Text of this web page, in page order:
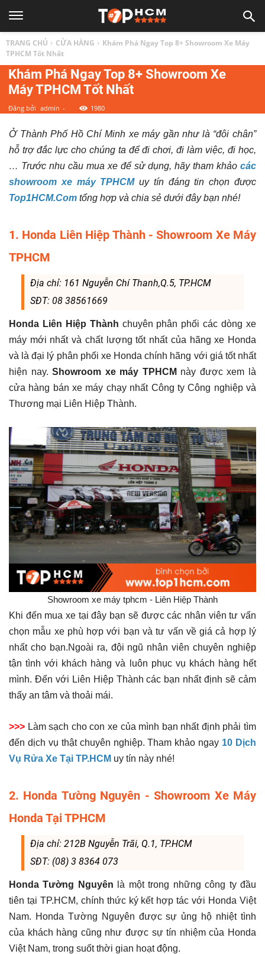
1
HCM
Top
địa
điểm,
dịch
vụ
tại
Thành
phố
Hồ
Chí
Minh
TRANG CHỦ CỬA HÀNG
Khám Phá Ngay Top 8+ Showroom Xe Máy
TPHCM Tốt Nhất
Khám Phá Ngay Top 8+ Showroom Xe
Máy TPHCM Tốt Nhất
Đăng bởi admin - 1980
Ở Thành Phố Hồ Chí Minh xe máy gần như là “đôi chân”
hỗ trợ đắc lực cho chúng ta để đi chơi, đi làm việc, đi học,
… Trước nhu cầu mua xe để sử dụng, hãy tham khảo các
showroom xe máy TPHCMuy tín đáng tin chọn được
Top1HCM.Com tổng hợp và chia sẻ dưới đây bạn nhé!
1. Honda Liên Hiệp Thành - Showroom Xe Máy
TPHCM
Địa chỉ: 161 Nguyễn Chí Thanh,Q.5, TP.HCM
SĐT: 08 38561669
Honda Liên Hiệp Thành chuyên phân phối các dòng xe
máy mới nhất và chất lượng tốt nhất của hãng xe Honda
và là đại lý phân phối xe Honda chính hãng với giá tốt nhất
hiện nay.Showroom xe máy TPHCM này được xem là
cửa hàng bán xe máy chạy nhất Công ty Công nghiệp và
Thương mại Liên Hiệp Thành.
Showroom xe máy tphcm - Liên Hiệp Thành
Khi đến mua xe tại đây bạn sẽ được các nhân viên tư vấn
chọn mẫu xe phù hợp với bạn và tư vấn về giá cả hợp lý
nhất cho bạn.Ngoài ra, đội ngũ nhân viên chuyên nghiệp
tận tình với khách hàng và luôn phục vụ khách hàng hết
mình. Đến với Liên Hiệp Thành các bạn nhất định sẽ cảm
thấy an tâm và thoải mái.
>>> Làm sạch cho con xe của mình bạn nhất định phải tìm
đến dịch vụ thật chuyên nghiệp. Tham khảo ngay 10 Dịch
Vụ Rửa Xe Tại TP.HCM uy tín này nhé!
2. Honda Tường Nguyên - Showroom Xe Máy
Honda Tại TPHCM
Địa chỉ: 212B Nguyễn Trãi, Q.1, TP.HCM
SĐT: (08) 3 8364 073
Honda Tường Nguyên là một trong những công ty đầu
tiên tại TP.HCM, chính thức ký kết hợp tác với Honda Việt
Nam. Honda Tường Nguyên được sự ủng hộ nhiệt tình
của khách hàng cũng như được sự tín nhiệm của Honda
Việt Nam, trong suốt thời gian hoạt động.